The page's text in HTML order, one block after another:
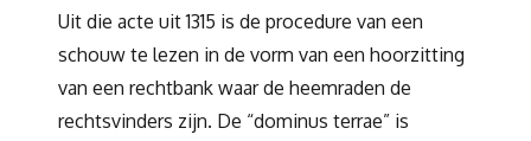
Uit die acte uit 1315 is de procedure van een
schouw te lezen in de vorm van een hoorzitting
van een rechtbank waar de heemraden de
rechtsvinders zijn. De “dominus terrae” is